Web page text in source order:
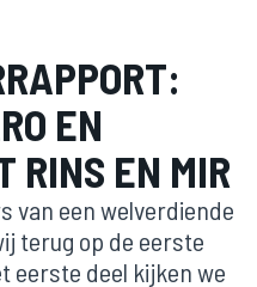
EN
RINS EN MIR
van een welverdiende
terug op de eerste
eerste deel kijken we